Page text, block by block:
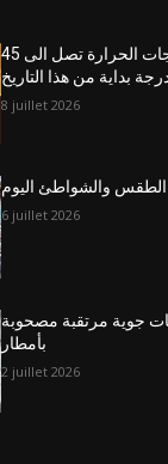
أحوال الطقس: درجات الحرارة تصل الى 45
بداية من هذا التاريخ
8 juillet 2026
الطقس والشواطئ اليوم
6 juillet 2026
جوية مرتقبة مصحوبة
بأمطار
2 juillet 2026